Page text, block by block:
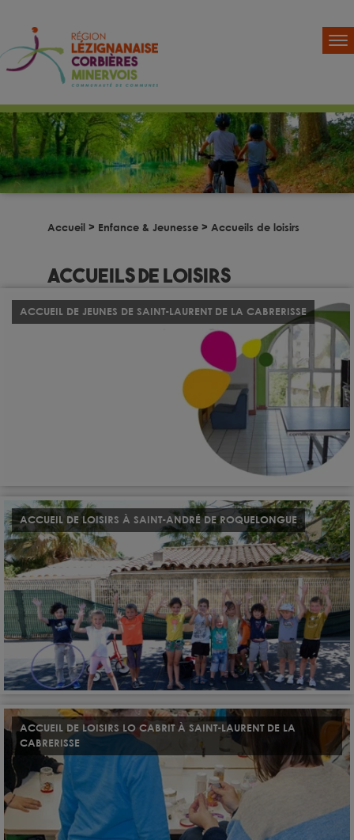
Accueil > Enfance & Jeunesse > Accueils de loisirs
Accueils de loisirs
ACCUEIL DE JEUNES DE SAINT-LAURENT DE LA CABRERISSE
ACCUEIL DE LOISIRS À SAINT-ANDRÉ DE ROQUELONGUE
ACCUEIL DE LOISIRS LO CABRIT À SAINT-LAURENT DE LA
CABRERISSE